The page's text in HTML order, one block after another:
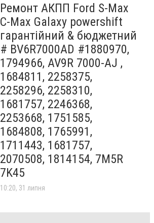
Ремонт АКПП Ford S-Max
C-Max Galaxy powershift
гарантійний & бюджетний
# BV6R7000AD #1880970,
1794966, AV9R 7000-AJ ,
1684811, 2258375,
2258296, 2258310,
1681757, 2246368,
2253668, 1751585,
1684808, 1765991,
1711443, 1681757,
2070508, 1814154, 7M5R
7K45
10:20, 31 липня